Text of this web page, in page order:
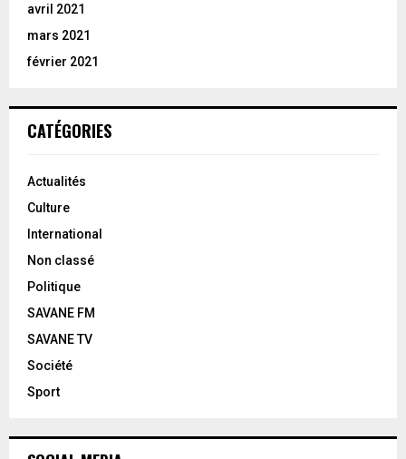
avril 2021
mars 2021
février 2021
CATÉGORIES
Actualités
Culture
International
Non classé
Politique
SAVANE FM
SAVANE TV
Société
Sport